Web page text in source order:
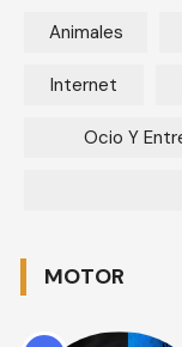
Animales
Internet
Ocio Y
MOTOR